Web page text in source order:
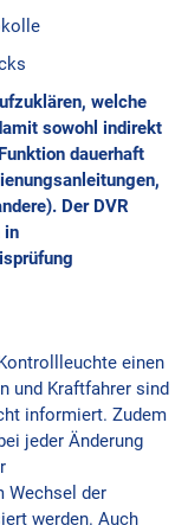
welche
sowohl indirekt
dauerhaft
Der DVR
in
einen
und Kraftfahrer sind
informiert. Zudem
jeder Änderung
Wechsel der
werden. Auch